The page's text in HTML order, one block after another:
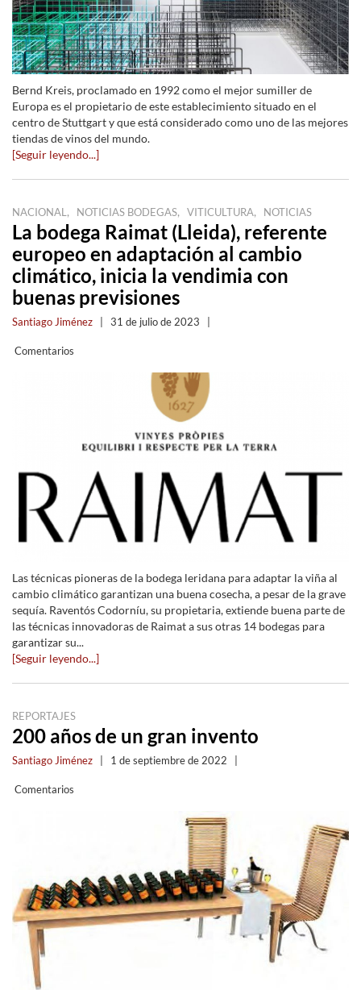
Bernd Kreis, proclamado en 1992 como el mejor sumiller de
Europa es el propietario de este establecimiento situado en el
centro de Stuttgart y que está considerado como uno de las mejores
tiendas de vinos del mundo.
[Seguir leyendo...]
NACIONAL , NOTICIAS BODEGAS, VITICULTURA, NOTICIAS
La bodega Raimat (Lleida), referente
europeo en adaptación al cambio
climático, inicia la vendimia con
buenas previsiones
Santiago Jiménez 31 de julio de 2023
Comentarios
Las técnicas pioneras de la bodega leridana para adaptar la viña al
cambio climático garantizan una buena cosecha, a pesar de la grave
sequía. Raventós Codorníu, su propietaria, extiende buena parte de
las técnicas innovadoras de Raimat a sus otras 14 bodegas para
garantizar su...
[Seguir leyendo...]
REPORTAJES
200 años de un gran invento
Santiago Jiménez 1 de septiembre de 2022
Comentarios